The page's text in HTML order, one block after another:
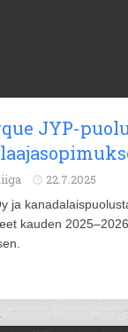
JYP-
22.7.2025
ja
kauden